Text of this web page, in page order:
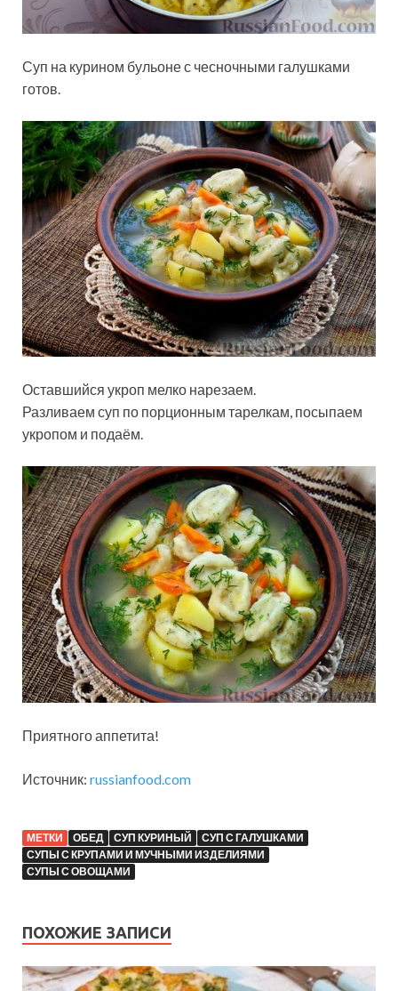
Суп на курином бульоне с чесночными галушками
готов.
Оставшийся укроп мелко нарезаем.
Разливаем суп по порционным тарелкам, посыпаем
укропом и подаём.
Приятного аппетита!
Источник: russianfood.com
МЕТКИ ОБЕД СУП КУРИНЫЙ
СУП С ГАЛУШКАМИ
СУПЫ С КРУПАМИ И МУЧНЫМИ ИЗДЕЛИЯМИ
СУПЫ С ОВОЩАМИ
ПОХОЖИЕ ЗАПИСИ